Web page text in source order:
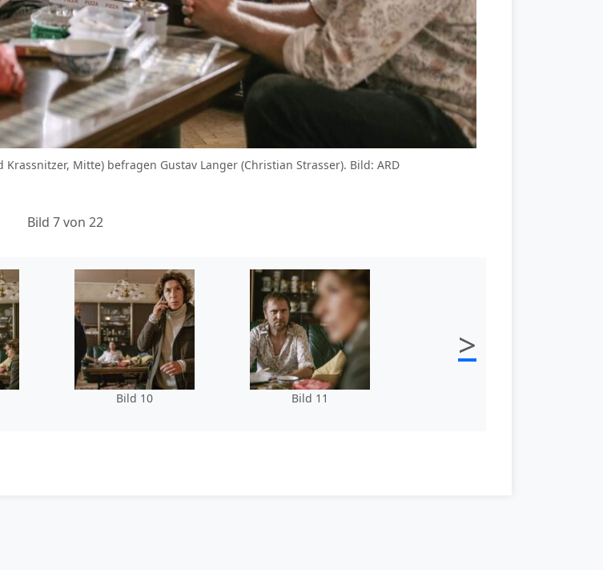
Mitte) befragen Gustav Langer (Christian Strasser). Bild: ARD
Bild 7 von 22
Bild 10 Bild 11
>